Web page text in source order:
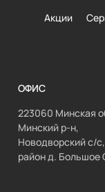
Акции
ОФИС
223060 Минская
Минский р-н,
Новодворский с/
район д. Большое